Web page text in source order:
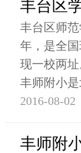
丰台区
丰台区师
年，是全
现一校两
丰师附小
2016-08-02
丰师附